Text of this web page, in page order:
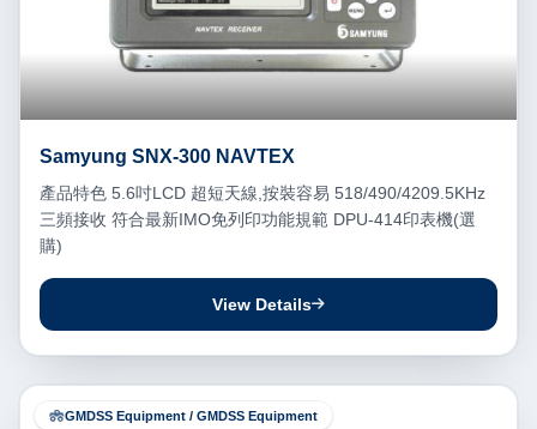
Samyung SNX-300 NAVTEX
產品特色 5.6吋LCD 超短天線,按裝容易 518/490/4209.5KHz
三頻接收 符合最新IMO免列印功能規範 DPU-414印表機(選
購)
View Details
GMDSS Equipment / GMDSS Equipment